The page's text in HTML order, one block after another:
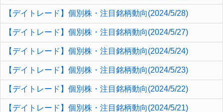
【デイトレード】個別株・注目銘柄動向(2024/5/28)
【デイトレード】個別株・注目銘柄動向(2024/5/27)
【デイトレード】個別株・注目銘柄動向(2024/5/24)
【デイトレード】個別株・注目銘柄動向(2024/5/23)
【デイトレード】個別株・注目銘柄動向(2024/5/22)
【デイトレード】個別株・注目銘柄動向(2024/5/21)